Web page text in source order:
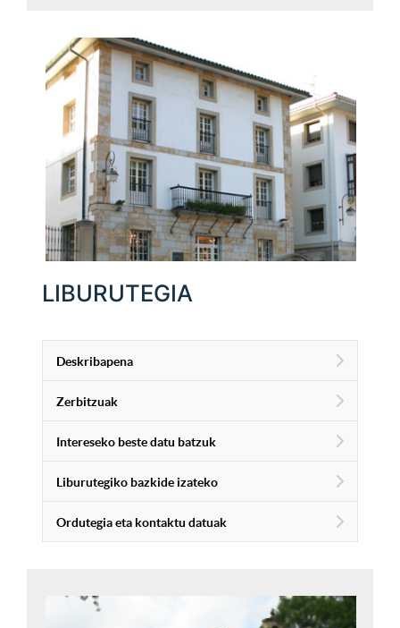
LIBURUTEGIA
Deskribapena
Zerbitzuak
Intereseko beste datu batzuk
Liburutegiko bazkide izateko
Ordutegia eta kontaktu datuak